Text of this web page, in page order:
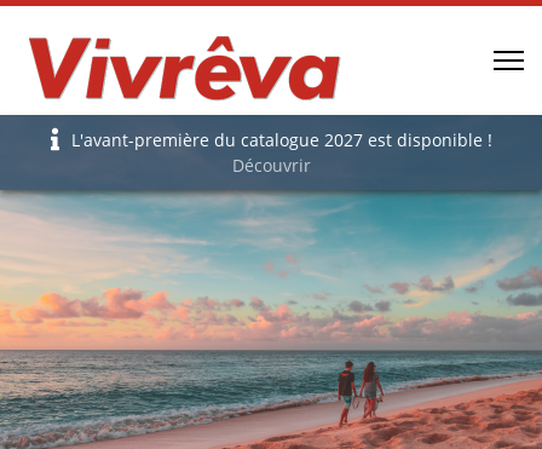
L'avant-première du catalogue 2027 est disponible !
Découvrir